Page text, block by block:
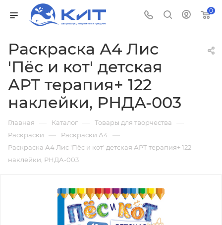
0
Раскраска А4 Лис
'Пёс и кот' детская
АРТ терапия+ 122
наклейки, РНДА-003
Главная — Каталог — Товары для творчества —
Раскраски — Раскраски А4 —
Раскраска А4 Лис 'Пёс и кот' детская АРТ терапия+ 122
наклейки, РНДА-003